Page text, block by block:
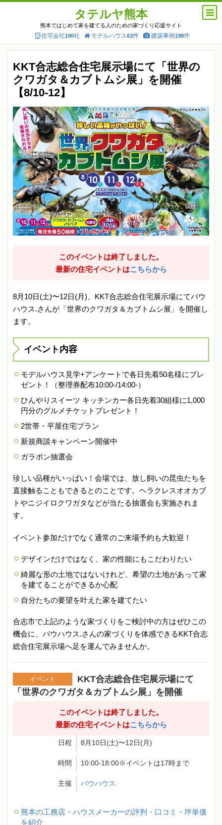
タテルヤ熊本
熊本ではじめて家を建てる人のための家づくり応援サイト
住宅会社190社 モデルハウス63件 建築事例198件
KKT合志総合住宅展示場にて「世界の
クワガタ＆カブトムシ展」を開催
【8/10-12】
このイベントは終了しました。
最新の住宅イベントはこちらから
8月10日(土)〜12日(月)、KKT合志総合住宅展示場にてバウ
ハウス.さんが「世界のクワガタ＆カブトムシ展」を開催し
ます。
イベント内容
モデルハウス見学+アンケートで各日先着50名様にプレ
ゼント！（整理券配布10:00-/14:00-）
ひんやりスイーツ キッチンカー各日先着30組様に1,000
円分のグルメチケットプレゼント！
2世帯・平屋住宅プラン
新規商談キャンペーン開催中
ガラポン抽選会
珍しい品種がいっぱい！会場では、放し飼いの昆虫たちを
直接触ることもできるとのことです。ヘラクレスオオカブ
トやニジイロクワガタなどが当たる抽選会も実施されま
す。
イベント参加だけでなく通常のご来場予約も大歓迎！
デザインだけではなく、家の性能にもこだわりたい
綺麗な形の土地ではないけれど、希望の土地があって家
を建てることができるか心配
自分たちの要望を叶えた家を建てたい
合志市で上記のような家づくりをご検討中の方はぜひこの
機会に、バウハウス.さんの家づくりを体感できるKKT合志
総合住宅展示場へ足を運んでみませんか。
KKT合志総合住宅展示場にて
「世界のクワガタ＆カブトムシ展」を開催
このイベントは終了しました。
最新の住宅イベントはこちらから
日程 8月10日(土)〜12日(月)
時間 10:00-18:00※イベントは17時まで
主催 バウハウス.
イベント
熊本の工務店・ハウスメーカーの評判・口コミ・坪単価
を紹介